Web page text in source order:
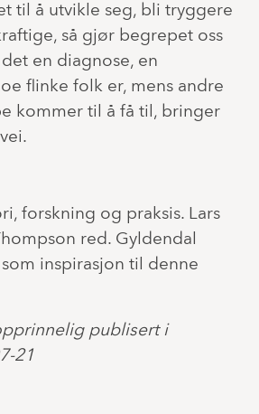
til å utvikle seg, bli tryggere
så gjør begrepet oss
en diagnose, en
flinke folk er, mens andre
kommer til å få til, bringer
forskning og praksis. Lars
red. Gyldendal
inspirasjon til denne
publisert i
21